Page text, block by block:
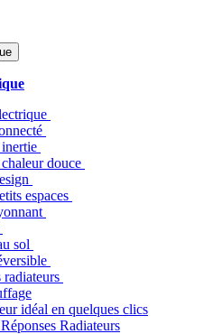
douce
espaces
sol
radiateurs
idéal en quelques clics
Radiateurs